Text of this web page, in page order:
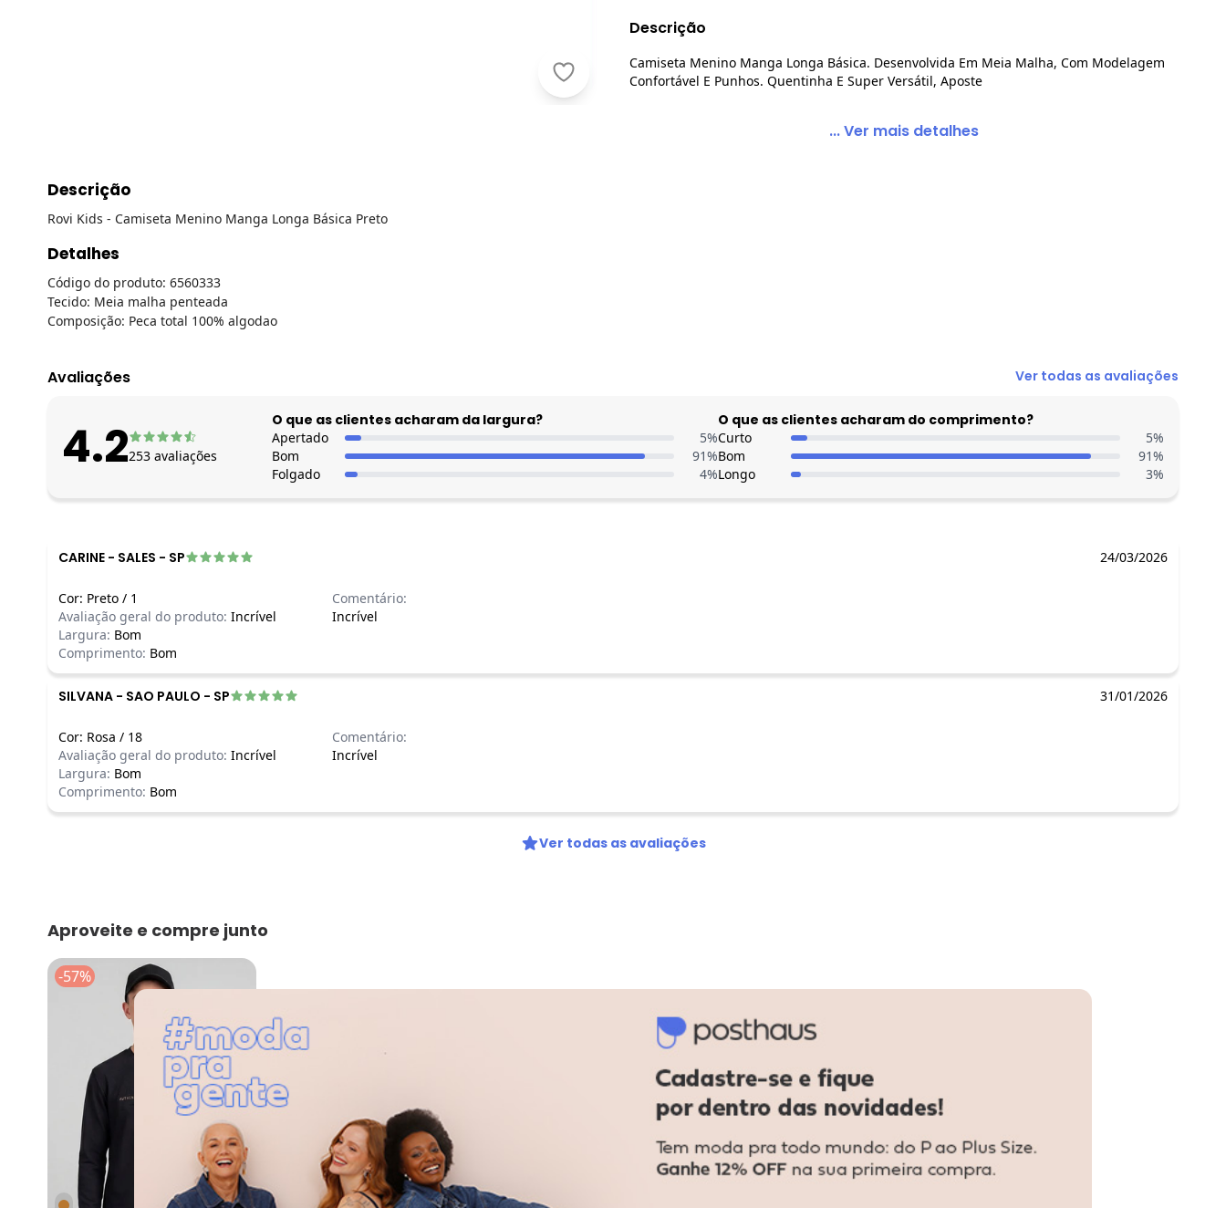
Rovi Kids - Camiseta Menino Manga Longa Básica Preto
Descrição
Camiseta Menino Manga Longa Básica. Desenvolvida Em Meia Malha, Com Modelagem
Confortável E Punhos. Quentinha E Super Versátil, Aposte
... Ver mais detalhes
Descrição
Rovi Kids - Camiseta Menino Manga Longa Básica Preto
Detalhes
Código do produto: 6560333
Tecido: Meia malha penteada
Composição: Peca total 100% algodao
Avaliações Ver todas as avaliações
4.2253 avaliações
O que as clientes acharam da largura?
Apertado 5%
Bom
91%
Folgado
4%
O que as clientes acharam do comprimento?
Curto 5%
Bom
91%
Longo
3%
CARINE - SALES - SP 24/03/2026
Cor: Preto / 1
Avaliação geral do produto: Incrível
Largura: Bom
Comprimento: Bom
Comentário:
Incrível
SILVANA - SAO PAULO - SP 31/01/2026
Cor: Rosa / 18
Avaliação geral do produto: Incrível
Largura: Bom
Comprimento: Bom
Comentário:
Incrível
Ver todas as avaliações
Aproveite e compre junto
-57%